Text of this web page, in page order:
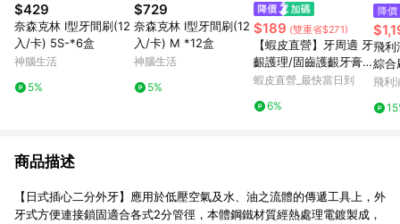
$429
奈森克林 I型牙間刷(12
入/卡) 5S-*6盒
神腦生活
5%
$729
奈森克林 I型牙間刷(12
入/卡) M *12盒
神腦生活
5%
$189 (雙重省$271)
【蝦皮直營】牙周適 牙
齦護理/固齒護齦牙膏 1
入/3入組 草本修護 深
蝦皮直營_最快當日到
6%
降價
飛利
綜合
護齦
飛利
商品描述
【日式插心二分外牙】應用於低壓空氣及水、油之流體的傳遞工具上，外
牙式方便連接鎖固適合各式2分管徑，本體鋼鐵材質經熱處理電鍍製成，